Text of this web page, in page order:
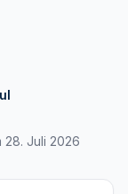
28. Juli 2026